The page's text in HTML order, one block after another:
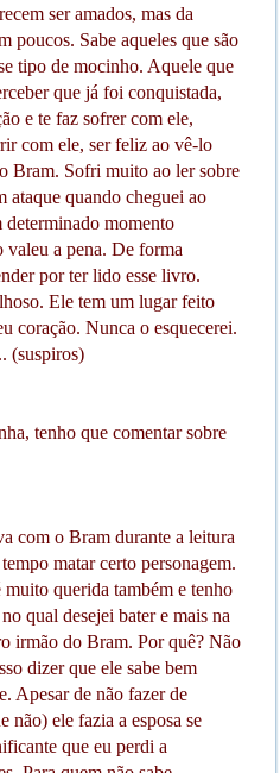
ser amados, mas da
poucos. Sabe aqueles que são
tipo de mocinho. Aquele que
que já foi conquistada,
e te faz sofrer com ele,
com ele, ser feliz ao vê-lo
Bram. Sofri muito ao ler sobre
ataque quando cheguei ao
momento
valeu a pena. De forma
por ter lido esse livro.
Ele tem um lugar feito
coração. Nunca o esquecerei.
(suspiros)
tenho que comentar sobre
com o Bram durante a leitura
matar certo personagem.
querida também e tenho
qual desejei bater e mais na
irmão do Bram. Por quê? Não
dizer que ele sabe bem
Apesar de não fazer de
não) ele fazia a esposa se
que eu perdi a